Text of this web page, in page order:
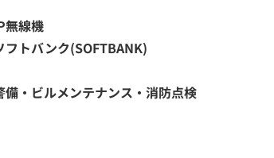
無線機
フトバンク(SOFTBANK)
備・ビルメンテナンス・消防点検